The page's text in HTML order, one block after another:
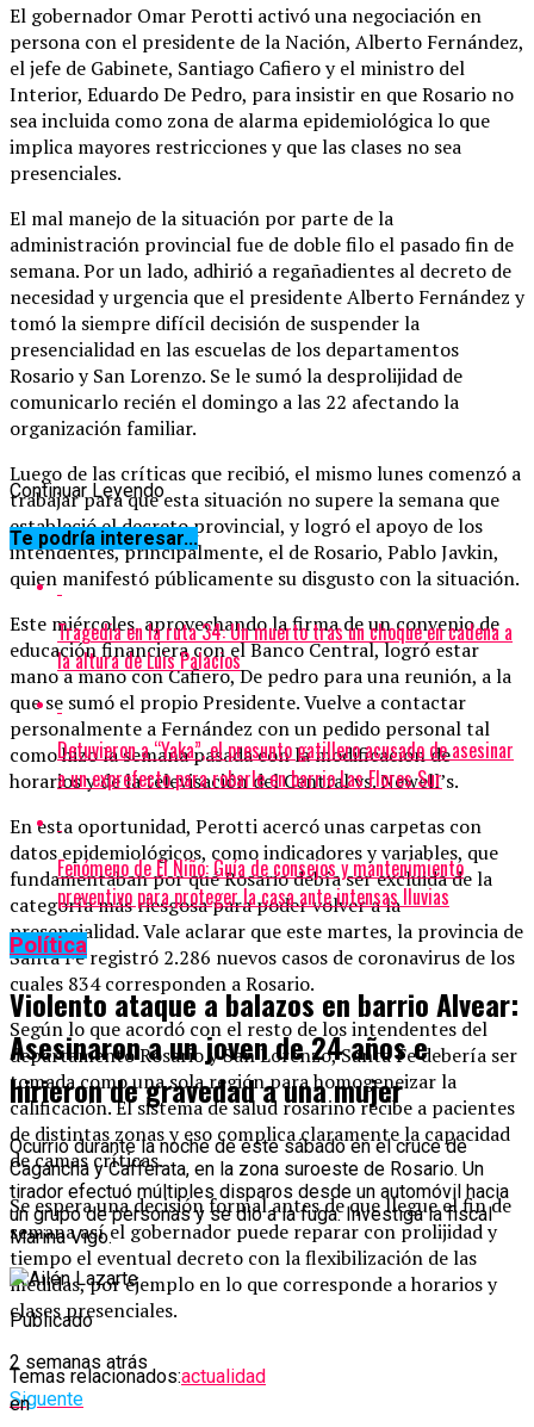
El gobernador Omar Perotti activó una negociación en
persona con el presidente de la Nación, Alberto Fernández,
el jefe de Gabinete, Santiago Cafiero y el ministro del
Interior, Eduardo De Pedro, para insistir en que Rosario no
sea incluida como zona de alarma epidemiológica lo que
implica mayores restricciones y que las clases no sea
presenciales.
El mal manejo de la situación por parte de la
administración provincial fue de doble filo el pasado fin de
semana. Por un lado, adhirió a regañadientes al decreto de
necesidad y urgencia que el presidente Alberto Fernández y
tomó la siempre difícil decisión de suspender la
presencialidad en las escuelas de los departamentos
Rosario y San Lorenzo. Se le sumó la desprolijidad de
comunicarlo recién el domingo a las 22 afectando la
organización familiar.
Luego de las críticas que recibió, el mismo lunes comenzó a
trabajar para que esta situación no supere la semana que
estableció el decreto provincial, y logró el apoyo de los
intendentes, principalmente, el de Rosario, Pablo Javkin,
quien manifestó públicamente su disgusto con la situación.
Este miércoles, aprovechando la firma de un convenio de
educación financiera con el Banco Central, logró estar
mano a mano con Cafiero, De pedro para una reunión, a la
que se sumó el propio Presidente. Vuelve a contactar
personalmente a Fernández con un pedido personal tal
como hizo la semana pasada con la modificación de
horarios y de la televisación del Central vs. Newell’s.
En esta oportunidad, Perotti acercó unas carpetas con
datos epidemiológicos, como indicadores y variables, que
fundamentaban por qué Rosario debía ser excluida de la
categoría más riesgosa para poder volver a la
presencialidad. Vale aclarar que este martes, la provincia de
Santa Fe registró 2.286 nuevos casos de coronavirus de los
cuales 834 corresponden a Rosario.
Según lo que acordó con el resto de los intendentes del
departamento Rosario y San Lorenzo, Santa Fe debería ser
tomada como una sola región para homogeneizar la
calificación. El sistema de salud rosarino recibe a pacientes
de distintas zonas y eso complica claramente la capacidad
de camas críticas.
Se espera una decisión formal antes de que llegue el fin de
semana así el gobernador puede reparar con prolijidad y
tiempo el eventual decreto con la flexibilización de las
medidas, por ejemplo en lo que corresponde a horarios y
clases presenciales.
Temas relacionados:actualidad
Siguente
Continuar Leyendo
Te podría interesar...
Tragedia en la ruta 34: Un muerto tras un choque en cadena a
la altura de Luis Palacios
Detuvieron a “Yaka”, el presunto gatillero acusado de asesinar
a un exprefecto para robarle en barrio Las Flores Sur
Fenómeno de El Niño: Guía de consejos y mantenimiento
preventivo para proteger la casa ante intensas lluvias
Política
Violento ataque a balazos en barrio Alvear:
Asesinaron a un joven de 24 años e
hirieron de gravedad a una mujer
Ocurrió durante la noche de este sábado en el cruce de
Cagancha y Cafferata, en la zona suroeste de Rosario. Un
tirador efectuó múltiples disparos desde un automóvil hacia
un grupo de personas y se dio a la fuga. Investiga la fiscal
Marina Vigo.
Publicado
2 semanas atrás
en